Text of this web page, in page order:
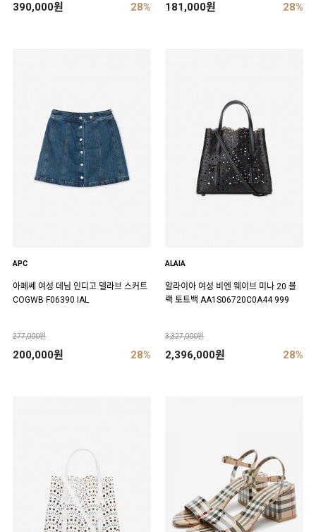
390,000원 28% 181,000원 28%
APC
아페쎄 여성 데님 인디고 델라브 스커트
COGWB F06390 IAL
277,000원
200,000원 28%
ALAIA
알라이아 여성 비엔 웨이브 미나 20 블
랙 토트백 AA1S06720C0A44 999
3,327,000원
2,396,000원 28%